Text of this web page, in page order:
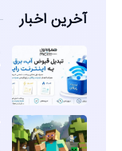
آخرین اخبار